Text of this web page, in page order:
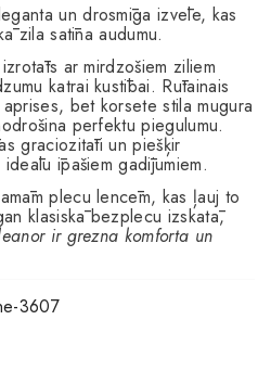
un drosmīga izvēle, kas
zila satīna audumu.
ar mirdzošiem ziliem
katrai kustībai. Rūtainais
bet korsete stila mugura
perfektu piegulumu.
graciozitāti un piešķir
īpašiem gadījumiem.
plecu lencēm, kas ļauj to
klasiskā bezplecu izskatā,
ir grezna komforta un
3607